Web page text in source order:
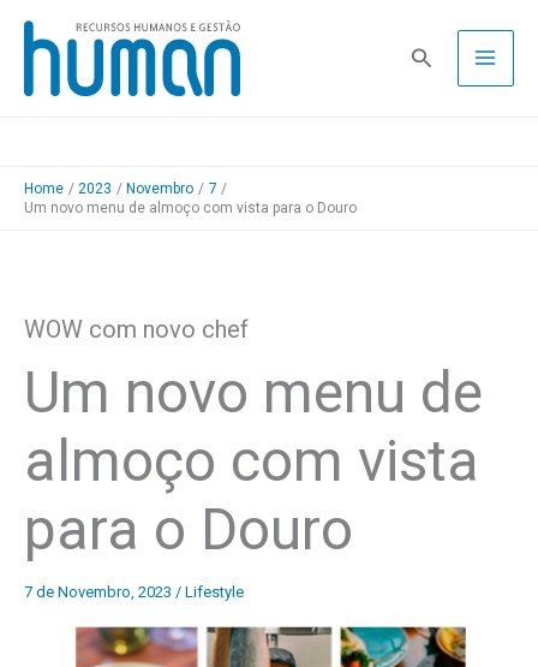
Skip
content
Pesquisa
Home 2023 Novembro
7
Um novo menu de almoço com vista para o Douro
WOW com novo chef
Um novo menu de
almoço com vista
para o Douro
7 de Novembro, 2023 / Lifestyle